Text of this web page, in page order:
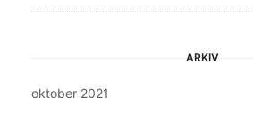
ARKIV
oktober 2021